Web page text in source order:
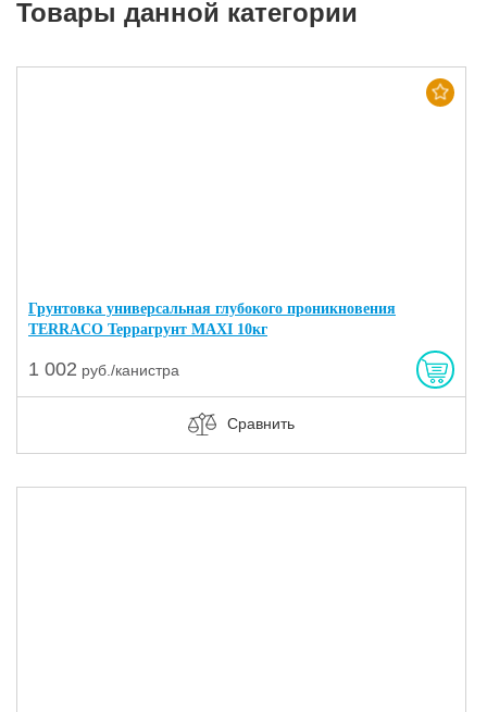
Товары данной категории
Грунтовка универсальная глубокого проникновения
TERRACO Террагрунт MAXI 10кг
1 002 руб./канистра
Сравнить